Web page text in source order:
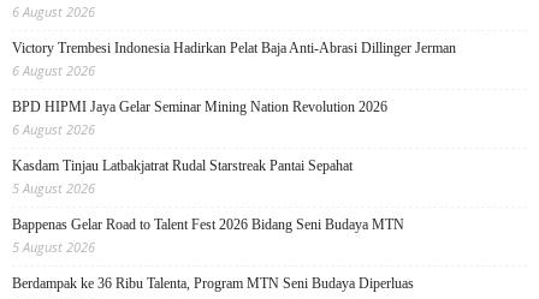
6 August 2026
Victory Trembesi Indonesia Hadirkan Pelat Baja Anti-Abrasi Dillinger Jerman
6 August 2026
BPD HIPMI Jaya Gelar Seminar Mining Nation Revolution 2026
6 August 2026
Kasdam Tinjau Latbakjatrat Rudal Starstreak Pantai Sepahat
5 August 2026
Bappenas Gelar Road to Talent Fest 2026 Bidang Seni Budaya MTN
5 August 2026
Berdampak ke 36 Ribu Talenta, Program MTN Seni Budaya Diperluas